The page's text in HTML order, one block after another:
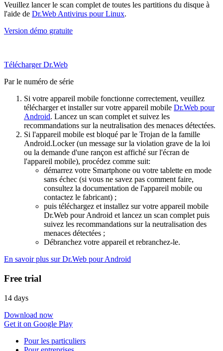
Veuillez lancer le scan complet de toutes les partitions du disque à
l'aide de Dr.Web Antivirus pour Linux.
Version démo gratuite
Télécharger Dr.Web
Par le numéro de série
Si votre appareil mobile fonctionne correctement, veuillez
télécharger et installer sur votre appareil mobile Dr.Web pour
Android. Lancez un scan complet et suivez les
recommandations sur la neutralisation des menaces détectées.
Si l'appareil mobile est bloqué par le Trojan de la famille
Android.Locker (un message sur la violation grave de la loi
ou la demande d'une rançon est affiché sur l'écran de
l'appareil mobile), procédez comme suit:
démarrez votre Smartphone ou votre tablette en mode
sans échec (si vous ne savez pas comment faire,
consultez la documentation de l'appareil mobile ou
contactez le fabricant) ;
puis téléchargez et installez sur votre appareil mobile
Dr.Web pour Android et lancez un scan complet puis
suivez les recommandations sur la neutralisation des
menaces détectées ;
Débranchez votre appareil et rebranchez-le.
En savoir plus sur Dr.Web pour Android
Free trial
14 days
Download now
Get it on Google Play
Pour les particuliers